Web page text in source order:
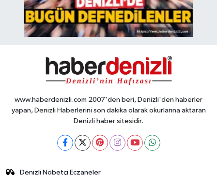
www.haberdenizli.com 2007'den beri, Denizli'den haberler
yapan, Denizli Haberlerini son dakika olarak okurlarına aktaran
Denizli haber sitesidir.
Denizli Nöbetçi Eczaneler